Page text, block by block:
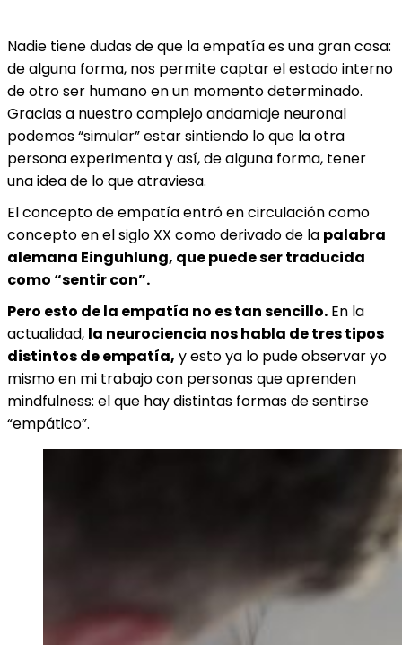
Nadie tiene dudas de que la empatía es una gran cosa:
de alguna forma, nos permite captar el estado interno
de otro ser humano en un momento determinado.
Gracias a nuestro complejo andamiaje neuronal
podemos “simular” estar sintiendo lo que la otra
persona experimenta y así, de alguna forma, tener
una idea de lo que atraviesa.
El concepto de empatía entró en circulación como
concepto en el siglo XX como derivado de la palabra
alemana Einguhlung, que puede ser traducida
como “sentir con”.
Pero esto de la empatía no es tan sencillo. En la
actualidad, la neurociencia nos habla de tres tipos
distintos de empatía, y esto ya lo pude observar yo
mismo en mi trabajo con personas que aprenden
mindfulness: el que hay distintas formas de sentirse
“empático”.